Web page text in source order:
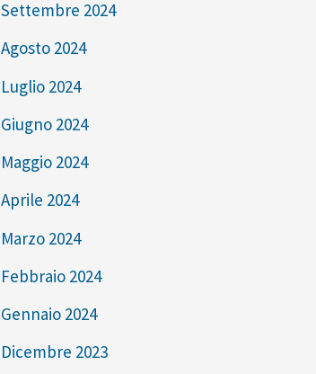
Settembre 2024
Agosto 2024
Luglio 2024
Giugno 2024
Maggio 2024
Aprile 2024
Marzo 2024
Febbraio 2024
Gennaio 2024
Dicembre 2023